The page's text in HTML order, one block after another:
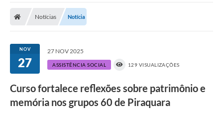
Notícias Notícia
NOV
27
27 NOV 2025
ASSISTÊNCIA SOCIAL 129 VISUALIZAÇÕES
Curso fortalece reflexões sobre patrimônio e
memória nos grupos 60 de Piraquara